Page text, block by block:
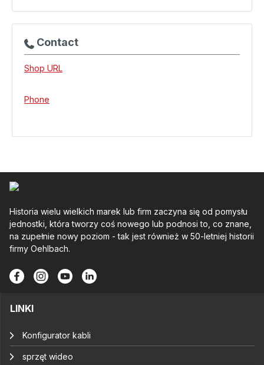
Contact
Shop URL
Phone
Historia wielu wielkich marek lub firm zaczyna się od pomysłu
jednostki, która tworzy coś nowego lub podnosi to, co znane,
na zupełnie nowy poziom - tak jest również w 50-letniej historii
firmy Oehlbach.
LINKI
Konfigurator kabli
sprzęt wideo